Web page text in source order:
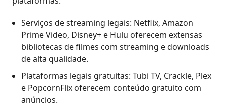
Serviços de streaming legais: Netflix, Amazon
Prime Video, Disney+ e Hulu oferecem extensas
bibliotecas de filmes com streaming e downloads
de alta qualidade.
Plataformas legais gratuitas: Tubi TV, Crackle, Plex
e PopcornFlix oferecem conteúdo gratuito com
anúncios.